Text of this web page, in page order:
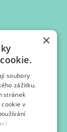
for you.
×
soubory
zážitku.
stránek
v